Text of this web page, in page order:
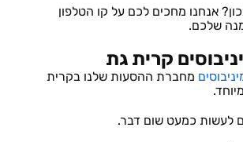
אנחנו מחכים לכם על קו הטלפון
שלכם.
קרית גת
מחברת ההסעות שלנו בקרית
לעשות כמעט שום דבר.